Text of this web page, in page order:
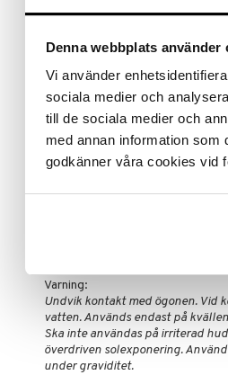
Denna webbplats använder
Vi använder
sociala medier och
till de sociala medier och
med annan information som
godkänner våra cookies vid
fyllig hud med en strålande lyster.
: Förbättrar hudton
Hyaluronsyra
: Bevarar fukt
Peptidkomplex: Stramar
Resultat: Synligt jämnare,
Applicera på ren ansikte och
Varning:
Undvik kontakt med ögonen. Vid
vatten. Används endast på
Ska inte användas på irriterad
överdriven solexponering.
under graviditet.